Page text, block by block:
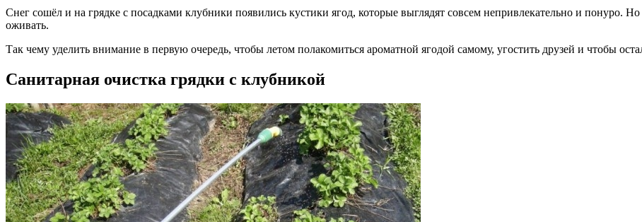
Снег сошёл и на грядке с посадками клубники появились кустики ягод, которые выглядят совсем непривлекательно и понуро.
оживать.
Так чему уделить внимание в первую очередь, чтобы летом полакомиться ароматной ягодой самому, угостить друзей и чтобы
Санитарная очистка грядки с клубникой